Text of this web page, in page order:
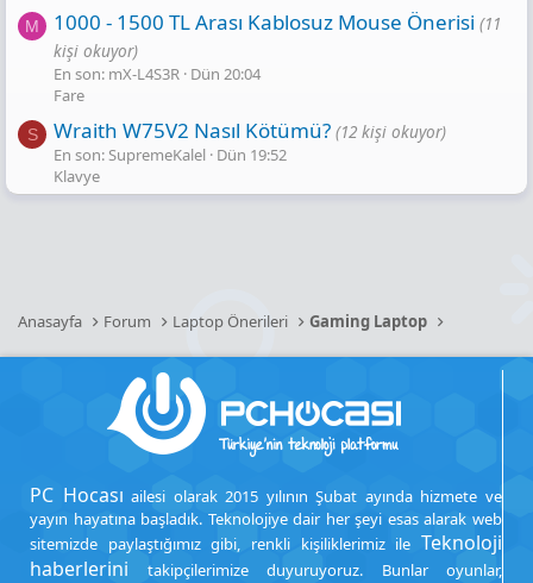
M 1000 - 1500 TL Arası Kablosuz Mouse Önerisi (11
kişi okuyor)
En son: mX-L4S3R Dün 20:04
Fare
S Wraith W75V2 Nasıl Kötümü? (12 kişi okuyor)
En son: SupremeKalel Dün 19:52
Klavye
Anasayfa Forum Laptop Önerileri Gaming Laptop
PC Hocası ailesi olarak 2015 yılının Şubat ayında hizmete ve
yayın hayatına başladık. Teknolojiye dair her şeyi esas alarak web
sitemizde paylaştığımız gibi, renkli kişiliklerimiz ile Teknoloji
haberlerini takipçilerimize duyuruyoruz. Bunlar oyunlar,